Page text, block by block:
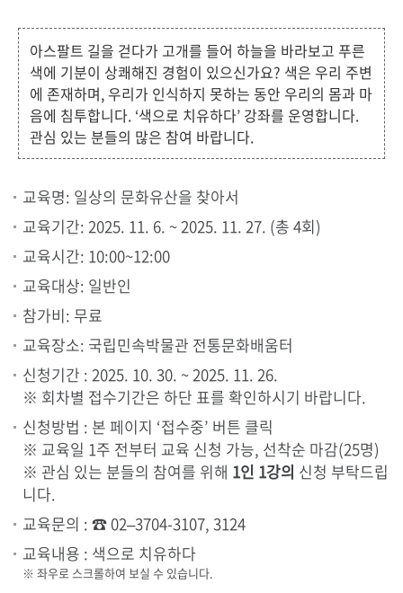
아스팔트 길을 걷다가 고개를 들어 하늘을 바라보고 푸른
색에 기분이 상쾌해진 경험이 있으신가요? 색은 우리 주변
에 존재하며, 우리가 인식하지 못하는 동안 우리의 몸과 마
음에 침투합니다. ‘색으로 치유하다’ 강좌를 운영합니다.
관심 있는 분들의 많은 참여 바랍니다.
교육명: 일상의 문화유산을 찾아서
교육기간: 2025. 11. 6. ~ 2025. 11. 27. (총 4회)
교육시간: 10:00~12:00
교육대상: 일반인
참가비: 무료
교육장소: 국립민속박물관 전통문화배움터
신청기간 : 2025. 10. 30. ~ 2025. 11. 26.
※ 회차별 접수기간은 하단 표를 확인하시기 바랍니다.
신청방법 : 본 페이지 ‘접수중’ 버튼 클릭
※ 교육일 1주 전부터 교육 신청 가능, 선착순 마감(25명)
※ 관심 있는 분들의 참여를 위해 1인 1강의 신청 부탁드립
니다.
교육문의 : ☎ 02–3704-3107, 3124
교육내용 : 색으로 치유하다